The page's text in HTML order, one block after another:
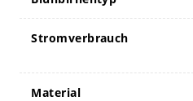
Stromverbrauch
Material